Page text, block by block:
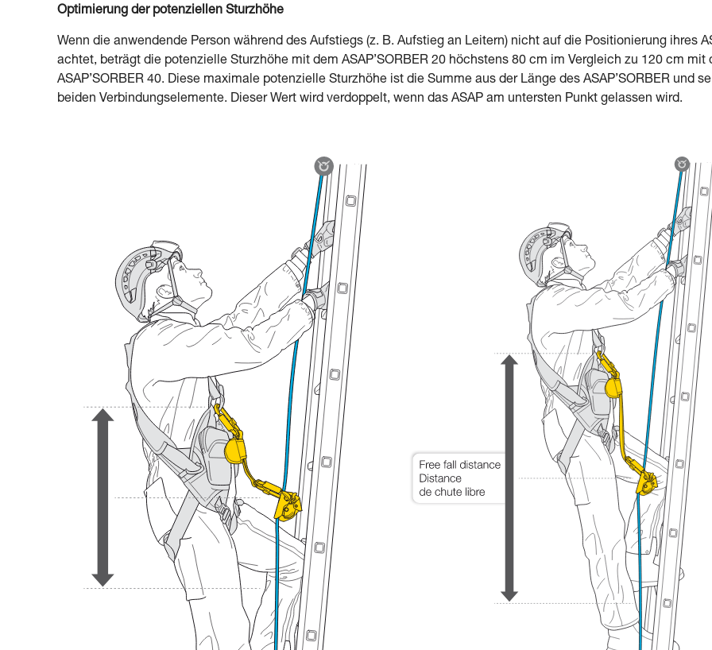
Optimierung der potenziellen Sturzhöhe
Wenn die anwendende Person während des Aufstiegs (z. B. Aufstieg an Leitern) nicht auf die Positionierung ihres
achtet, beträgt die potenzielle Sturzhöhe mit dem ASAP’SORBER 20 höchstens 80 cm im Vergleich zu 120 cm mit
ASAP’SORBER 40. Diese maximale potenzielle Sturzhöhe ist die Summe aus der Länge des ASAP’SORBER und
beiden Verbindungselemente. Dieser Wert wird verdoppelt, wenn das ASAP am untersten Punkt gelassen wird.